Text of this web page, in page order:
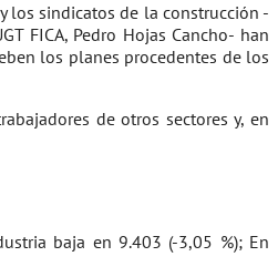
los sindicatos de la construcción -
FICA, Pedro Hojas Cancho- han
los planes procedentes de los
de otros sectores y, en
baja en 9.403 (-3,05 %); En